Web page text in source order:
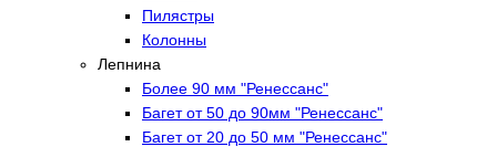
Пилястры
Колонны
Лепнина
Более 90 мм "Ренессанс"
Багет от 50 до 90мм "Ренессанс"
Багет от 20 до 50 мм "Ренессанс"